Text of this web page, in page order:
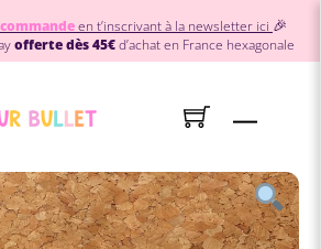
en t’inscrivant à la newsletter ici 🎉
offerte dès 45€d’achat en France hexagonale
Menu